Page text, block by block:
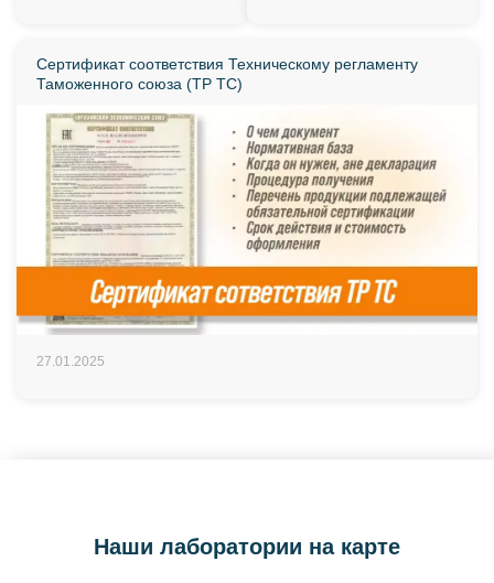
Сертификат соответствия Техническому регламенту
Таможенного союза (ТР ТС)
27.01.2025
Наши лаборатории на карте